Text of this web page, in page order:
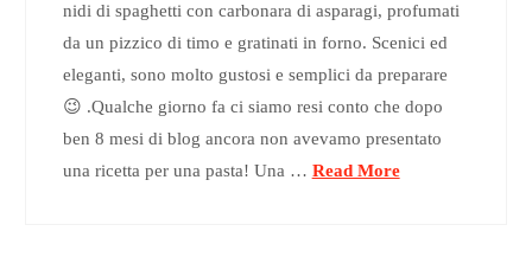
nidi di spaghetti con carbonara di asparagi, profumati
da un pizzico di timo e gratinati in forno. Scenici ed
eleganti, sono molto gustosi e semplici da preparare
😉 .Qualche giorno fa ci siamo resi conto che dopo
ben 8 mesi di blog ancora non avevamo presentato
una ricetta per una pasta! Una … Read More